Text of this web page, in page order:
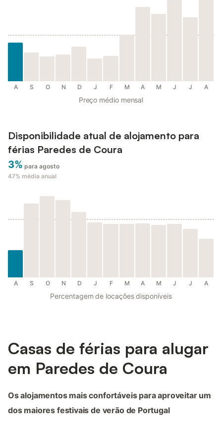
A S O N D J F M A M J J A
Preço médio mensal
Disponibilidade atual de alojamento para
férias Paredes de Coura
3% para agosto
47% média anual
A S O N D J F M A M J J A
Percentagem de locações disponíveis
Casas de férias para alugar
em Paredes de Coura
Os alojamentos mais confortáveis para aproveitar um
dos maiores festivais de verão de Portugal